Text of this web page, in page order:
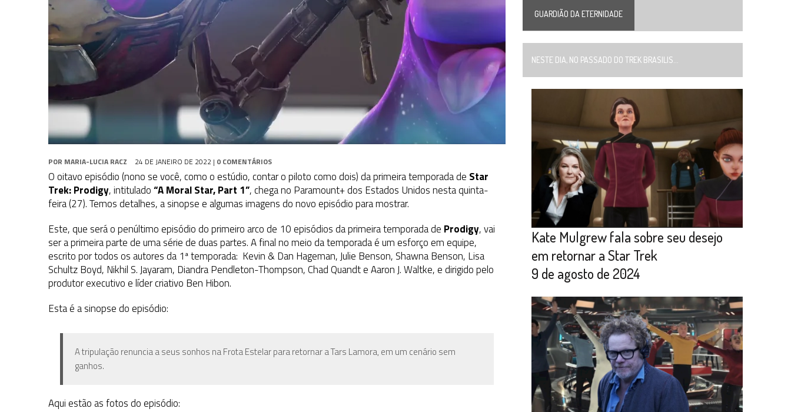
POR MARIA-LUCIA RACZ 24 DE JANEIRO DE 2022 | 0 COMENTÁRIOS
O oitavo episódio (nono se você, como o estúdio, contar o piloto como dois) da primeira temporada de Star
Trek: Prodigy, intitulado“A Moral Star, Part 1”, chega no Paramount+ dos Estados Unidos nesta quinta-
feira (27). Temos detalhes, a sinopse e algumas imagens do novo episódio para mostrar.
Este, que será o penúltimo episódio do primeiro arco de 10 episódios da primeira temporada de Prodigy, vai
ser a primeira parte de uma série de duas partes. A final no meio da temporada é um esforço em equipe,
escrito por todos os autores da 1ª temporada: Kevin & Dan Hageman, Julie Benson, Shawna Benson, Lisa
Schultz Boyd, Nikhil S. Jayaram, Diandra Pendleton-Thompson, Chad Quandt e Aaron J. Waltke, e dirigido pelo
produtor executivo e líder criativo Ben Hibon.
Esta é a sinopse do episódio:
A tripulação renuncia a seus sonhos na Frota Estelar para retornar a Tars Lamora, em um cenário sem
ganhos.
Aqui estão as fotos do episódio:
GUARDIÃO DA ETERNIDADE
NESTE DIA, NO PASSADO DO TREK BRASILIS...
Kate Mulgrew fala sobre seu desejo
em retornar a Star Trek
9 de agosto de 2024